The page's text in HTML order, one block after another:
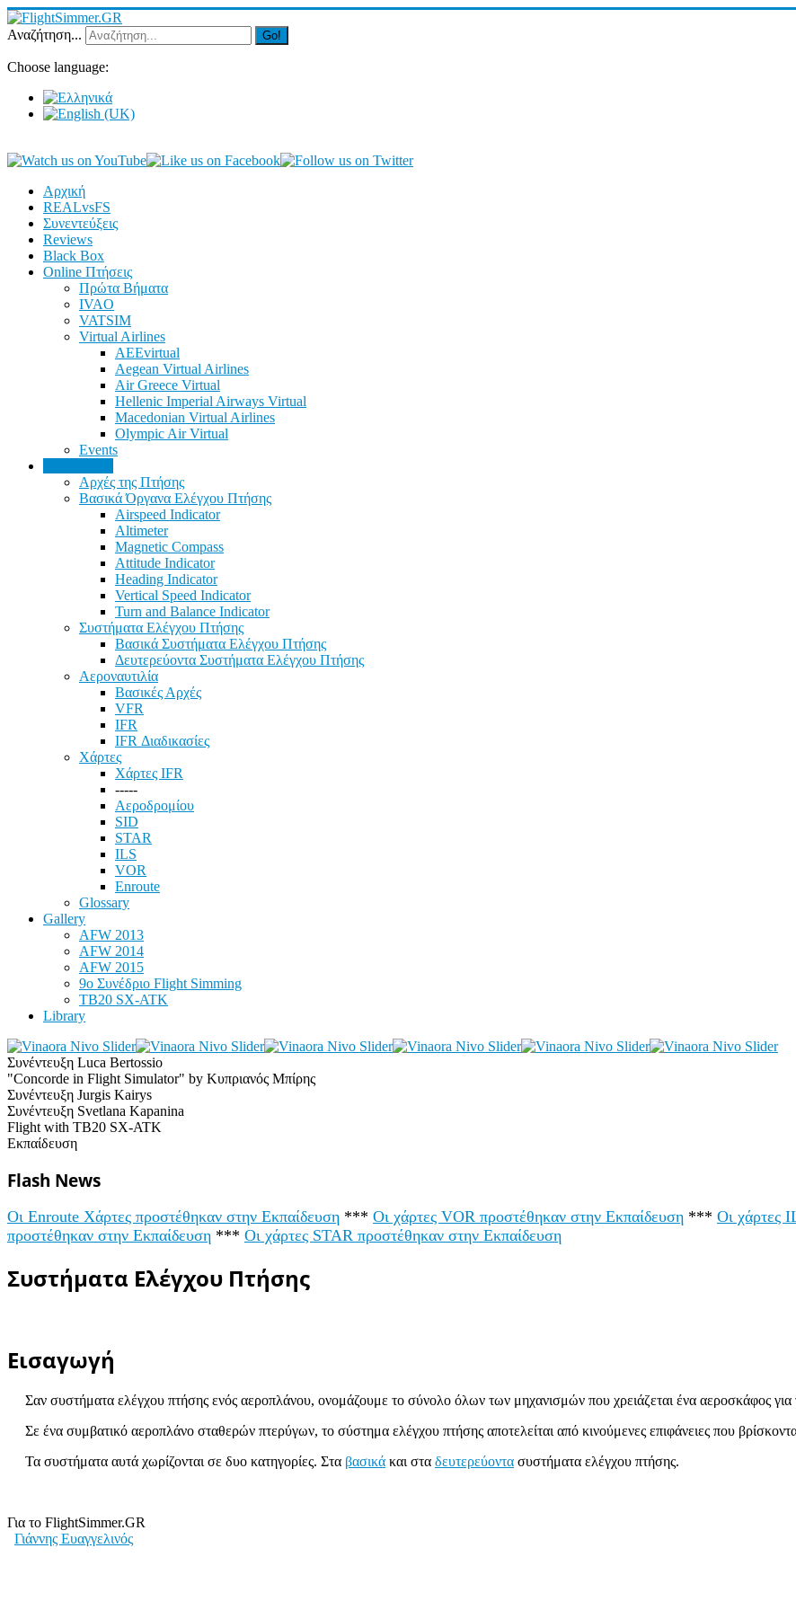
Αναζήτηση... Go!
Choose language:
Αρχική
REALvsFS
Συνεντεύξεις
Reviews
Black Box
Online Πτήσεις
Πρώτα Βήματα
IVAO
VATSIM
Virtual Airlines
AEEvirtual
Aegean Virtual Airlines
Air Greece Virtual
Hellenic Imperial Airways Virtual
Macedonian Virtual Airlines
Olympic Air Virtual
Events
Αρχές της Πτήσης
Βασικά Όργανα Ελέγχου Πτήσης
Airspeed Indicator
Altimeter
Magnetic Compass
Attitude Indicator
Heading Indicator
Vertical Speed Indicator
Turn and Balance Indicator
Συστήματα Ελέγχου Πτήσης
Βασικά Συστήματα Ελέγχου Πτήσης
Δευτερεύοντα Συστήματα Ελέγχου Πτήσης
Αεροναυτιλία
Βασικές Αρχές
VFR
IFR
IFR Διαδικασίες
Χάρτες
Χάρτες IFR
-----
Αεροδρομίου
SID
STAR
ILS
VOR
Enroute
Glossary
Gallery
AFW 2013
AFW 2014
AFW 2015
9ο Συνέδριο Flight Simming
TB20 SX-ATK
Library
Συνέντευξη Luca Bertossio
"Concorde in Flight Simulator" by Κυπριανός Μπίρης
Συνέντευξη Jurgis Kairys
Συνέντευξη Svetlana Kapanina
Flight with TB20 SX-ATK
Εκπαίδευση
Flash News
Οι Enroute Χάρτες προστέθηκαν στην Εκπαίδευση *** Οι χάρτες VOR προστέθηκαν στην Εκπαίδευση *** Οι χάρτες
προστέθηκαν στην Εκπαίδευση *** Οι χάρτες STAR προστέθηκαν στην Εκπαίδευση
Συστήματα Ελέγχου Πτήσης
Εισαγωγή
Σαν συστήματα ελέγχου πτήσης ενός αεροπλάνου, ονομάζουμε το σύνολο όλων των μηχανισμών που χρειάζεται ένα αεροσκάφος για
Σε ένα συμβατικό αεροπλάνο σταθερών πτερύγων, το σύστημα ελέγχου πτήσης αποτελείται από κινούμενες επιφάνειες που
Τα συστήματα αυτά χωρίζονται σε δυο κατηγορίες. Στα βασικά και στα δευτερεύοντα συστήματα ελέγχου πτήσης.
Για το FlightSimmer.GR
Γιάννης Ευαγγελινός